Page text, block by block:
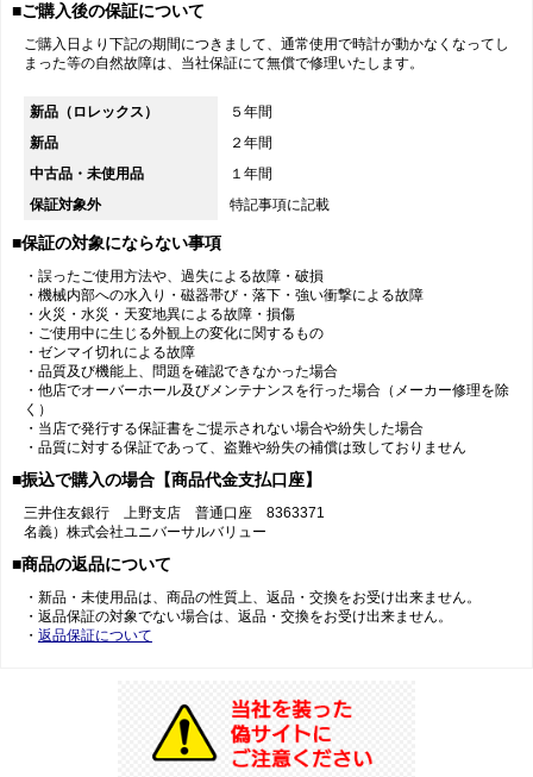
■ご購入後の保証について
ご購入日より下記の期間につきまして、通常使用で時計が動かなくなってし
まった等の自然故障は、当社保証にて無償で修理いたします。
新品（ロレックス）
５年間
新品
２年間
中古品・未使用品
１年間
保証対象外
特記事項に記載
■保証の対象にならない事項
・誤ったご使用方法や、過失による故障・破損
・機械内部への水入り・磁器帯び・落下・強い衝撃による故障
・火災・水災・天変地異による故障・損傷
・ご使用中に生じる外観上の変化に関するもの
・ゼンマイ切れによる故障
・品質及び機能上、問題を確認できなかった場合
・他店でオーバーホール及びメンテナンスを行った場合（メーカー修理を除
く）
・当店で発行する保証書をご提示されない場合や紛失した場合
・品質に対する保証であって、盗難や紛失の補償は致しておりません
■振込で購入の場合【商品代金支払口座】
三井住友銀行 上野支店 普通口座 8363371
名義）株式会社ユニバーサルバリュー
■商品の返品について
・新品・未使用品は、商品の性質上、返品・交換をお受け出来ません。
・返品保証の対象でない場合は、返品・交換をお受け出来ません。
・ 返品保証について